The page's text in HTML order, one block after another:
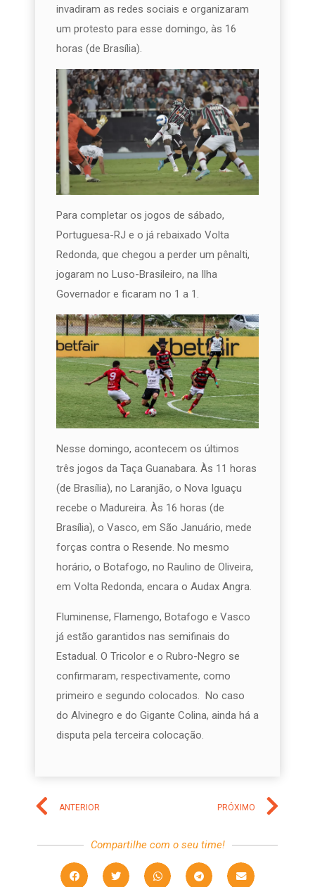
invadiram as redes sociais e organizaram
um protesto para esse domingo, às 16
horas (de Brasília).
Para completar os jogos de sábado,
Portuguesa-RJ e o já rebaixado Volta
Redonda, que chegou a perder um pênalti,
jogaram no Luso-Brasileiro, na Ilha
Governador e ficaram no 1 a 1.
Nesse domingo, acontecem os últimos
três jogos da Taça Guanabara. Às 11 horas
(de Brasília), no Laranjão, o Nova Iguaçu
recebe o Madureira. Às 16 horas (de
Brasília), o Vasco, em São Januário, mede
forças contra o Resende. No mesmo
horário, o Botafogo, no Raulino de Oliveira,
em Volta Redonda, encara o Audax Angra.
Fluminense, Flamengo, Botafogo e Vasco
já estão garantidos nas semifinais do
Estadual. O Tricolor e o Rubro-Negro se
confirmaram, respectivamente, como
primeiro e segundo colocados. No caso
do Alvinegro e do Gigante Colina, ainda há a
disputa pela terceira colocação.
ANTERIOR PRÓXIMO
Compartilhe com o seu time!